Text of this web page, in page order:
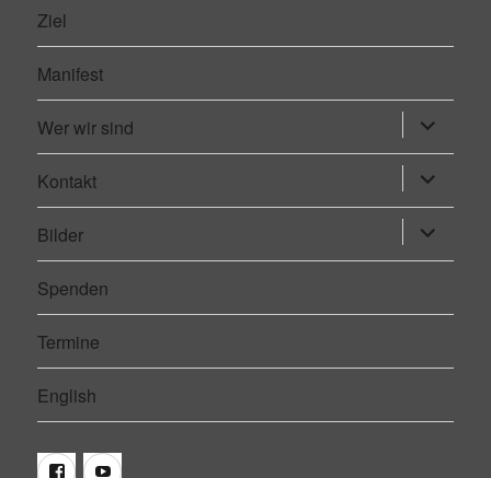
Ziel
Manifest
Wer wir sind
öffnen
Kontakt
öffnen
Bilder
öffnen
Spenden
Termine
English
FacebookYoutube